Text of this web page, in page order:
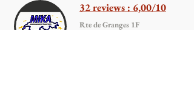
32 reviews : 6,00/10
Rte de Granges 1F